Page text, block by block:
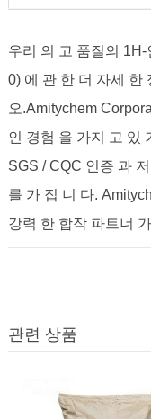
우리 의 고 품질의
0) 에 관 한 더 자세 한
오.Amitychem
인 경험 을 가지 고 있
SGS / CQC 인증 과
를 가 집 니 다.
강력 한 합작 파트너
관련 상품